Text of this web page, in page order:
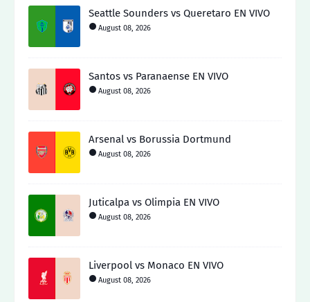
Seattle Sounders vs Queretaro EN VIVO
August 08, 2026
Santos vs Paranaense EN VIVO
August 08, 2026
Arsenal vs Borussia Dortmund
August 08, 2026
Juticalpa vs Olimpia EN VIVO
August 08, 2026
Liverpool vs Monaco EN VIVO
August 08, 2026